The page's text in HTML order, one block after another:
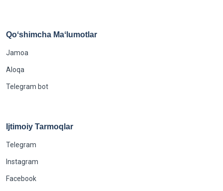
Qoʻshimcha Maʻlumotlar
Jamoa
Aloqa
Telegram bot
Ijtimoiy Tarmoqlar
Telegram
Instagram
Facebook